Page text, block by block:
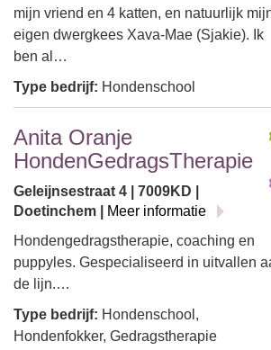
mijn vriend en 4 katten, en natuurlijk
eigen dwergkees Xava-Mae (Sjakie). Ik
ben al…
Type bedrijf: Hondenschool
Anita Oranje
HondenGedragsTherapie
Geleijnsestraat 4 | 7009KD |
Doetinchem |
Meer informatie
Hondengedragstherapie, coaching en
puppyles. Gespecialiseerd in uitvallen
de lijn.…
Type bedrijf: Hondenschool,
Hondenfokker, Gedragstherapie